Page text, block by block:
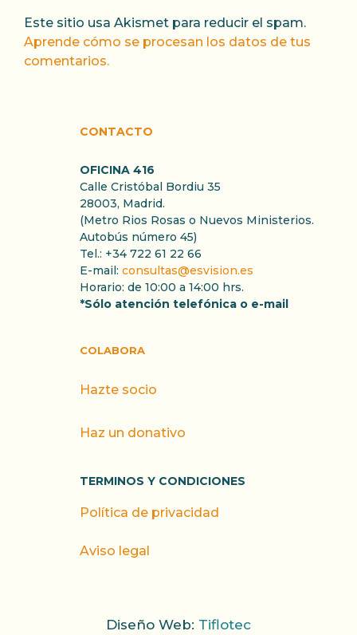
Este sitio usa Akismet para reducir el spam.
Aprende cómo se procesan los datos de tus
comentarios.
CONTACTO
OFICINA 416
Calle Cristóbal Bordiu 35
28003, Madrid.
(Metro Rios Rosas o Nuevos Ministerios.
Autobús número 45)
Tel.: +34 722 61 22 66
E-mail: consultas@esvision.es
Horario: de 10:00 a 14:00 hrs.
*Sólo atención telefónica o e-mail
COLABORA
Hazte socio
Haz un donativo
TERMINOS Y CONDICIONES
Política de privacidad
Aviso legal
Diseño Web: Tiflotec